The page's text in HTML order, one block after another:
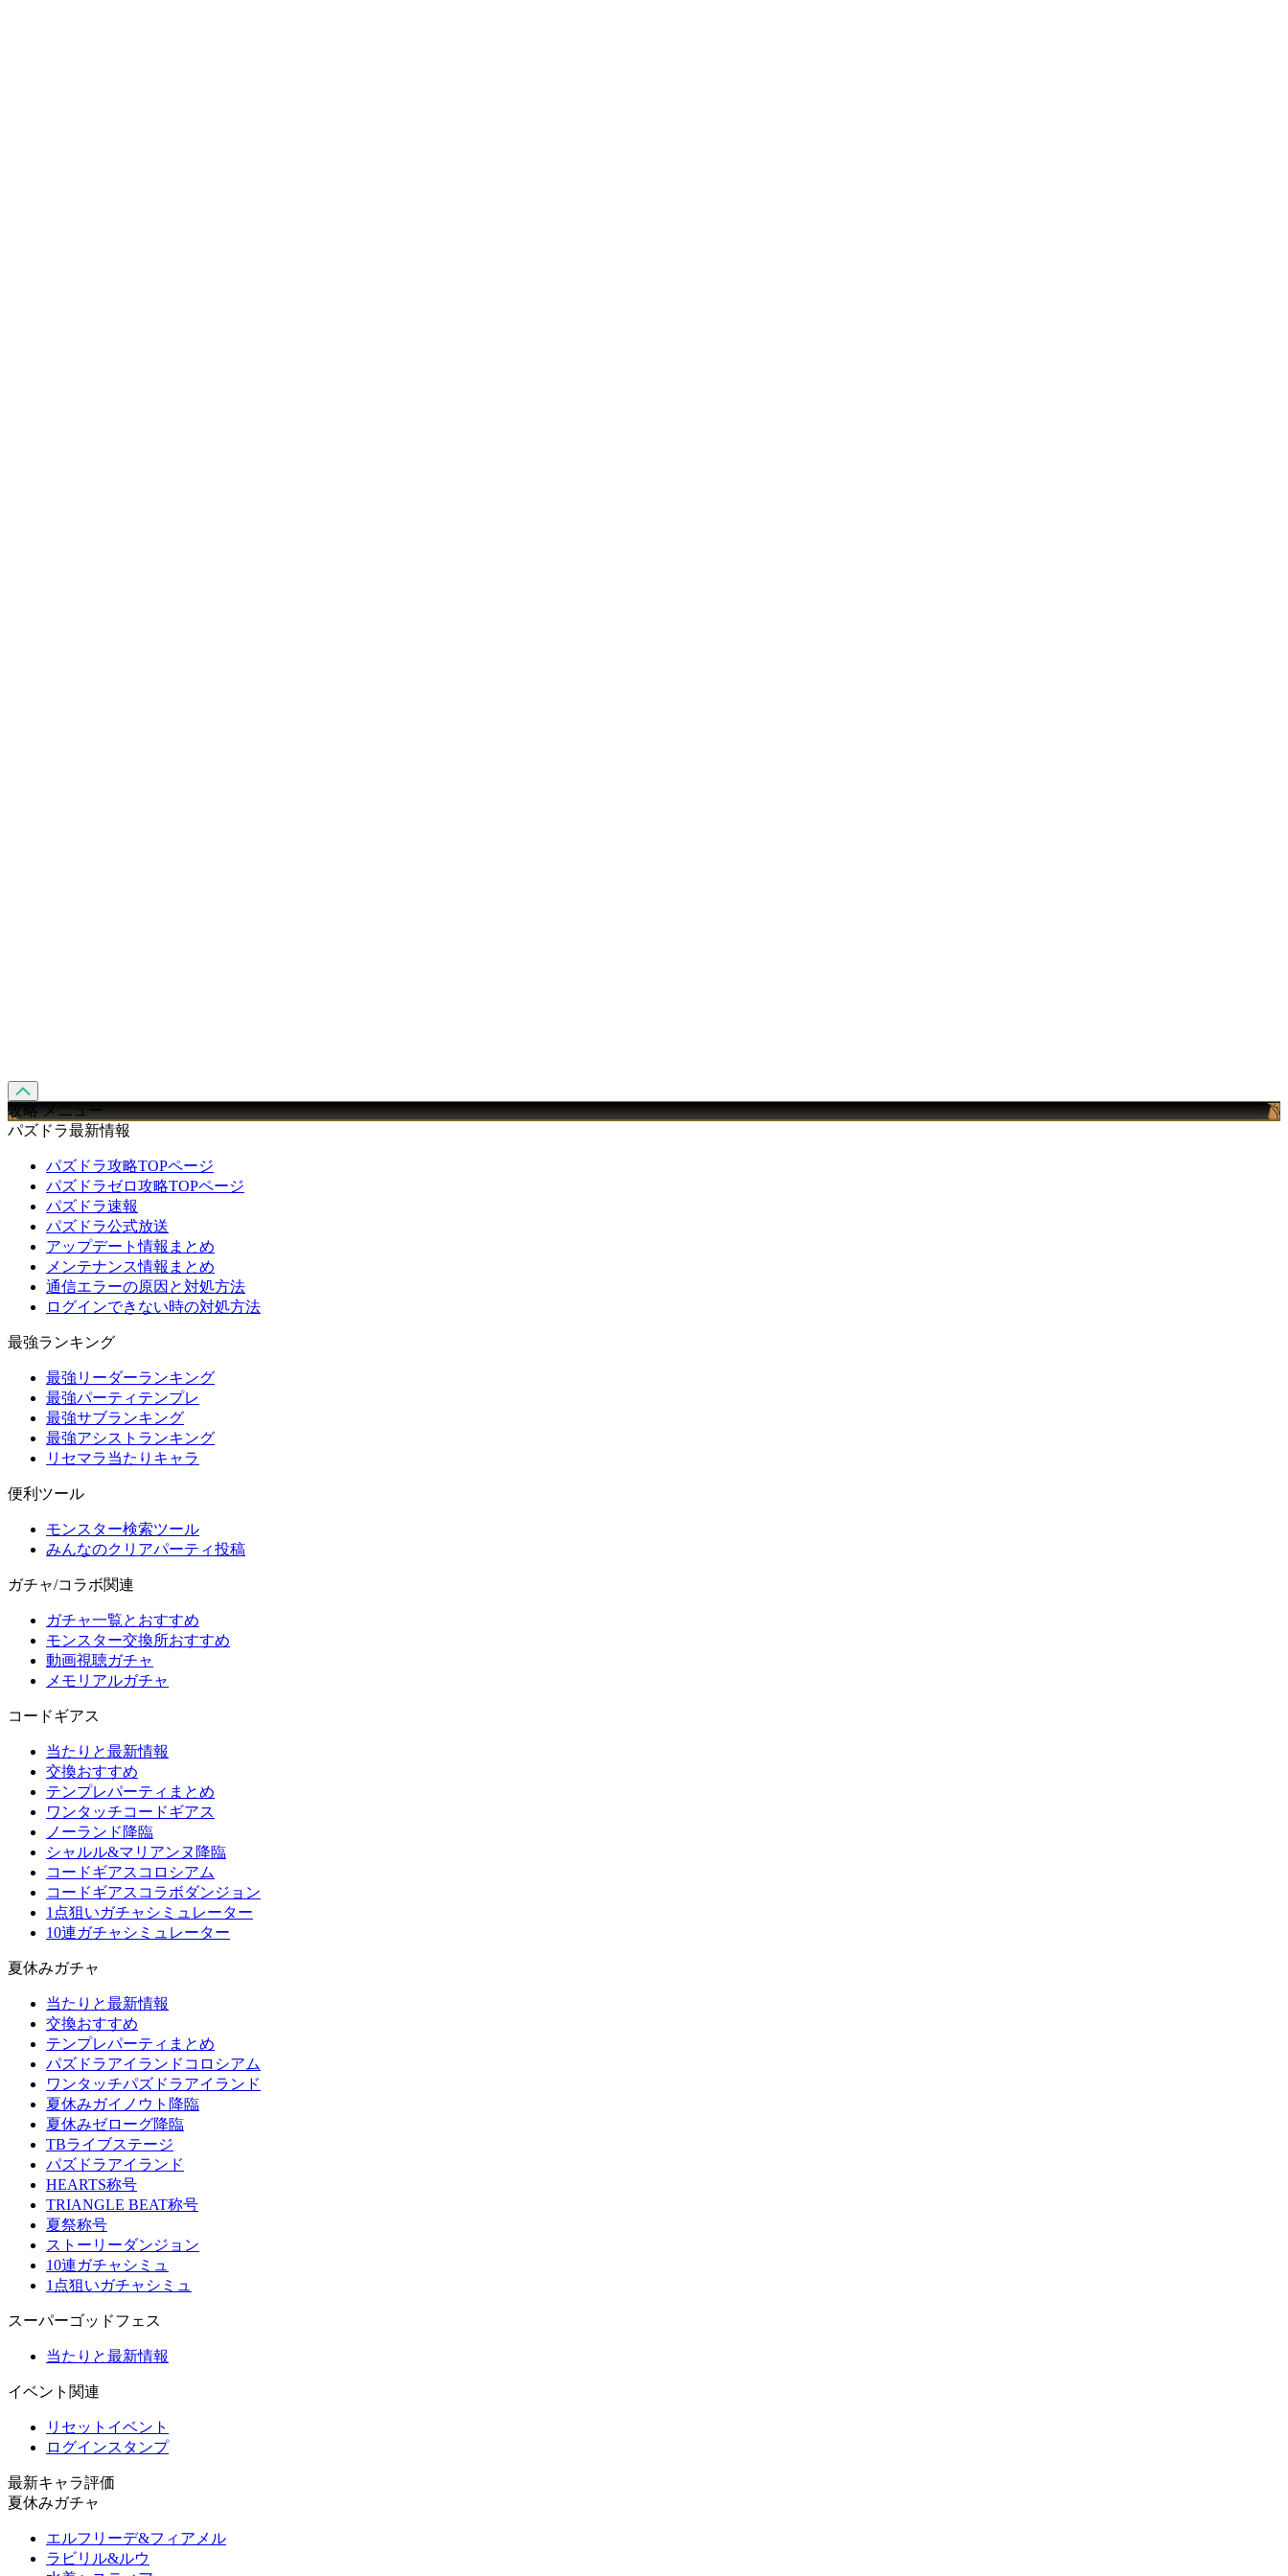
攻略 メニュー
パズドラ最新情報
パズドラ攻略TOPページ
パズドラゼロ攻略TOPページ
パズドラ速報
パズドラ公式放送
アップデート情報まとめ
メンテナンス情報まとめ
通信エラーの原因と対処方法
ログインできない時の対処方法
最強ランキング
最強リーダーランキング
最強パーティテンプレ
最強サブランキング
最強アシストランキング
リセマラ当たりキャラ
便利ツール
モンスター検索ツール
みんなのクリアパーティ投稿
ガチャ/コラボ関連
ガチャ一覧とおすすめ
モンスター交換所おすすめ
動画視聴ガチャ
メモリアルガチャ
コードギアス
当たりと最新情報
交換おすすめ
テンプレパーティまとめ
ワンタッチコードギアス
ノーランド降臨
シャルル&マリアンヌ降臨
コードギアスコロシアム
コードギアスコラボダンジョン
1点狙いガチャシミュレーター
10連ガチャシミュレーター
夏休みガチャ
当たりと最新情報
交換おすすめ
テンプレパーティまとめ
パズドラアイランドコロシアム
ワンタッチパズドラアイランド
夏休みガイノウト降臨
夏休みゼローグ降臨
TBライブステージ
パズドラアイランド
HEARTS称号
TRIANGLE BEAT称号
夏祭称号
ストーリーダンジョン
10連ガチャシミュ
1点狙いガチャシミュ
スーパーゴッドフェス
当たりと最新情報
イベント関連
リセットイベント
ログインスタンプ
最新キャラ評価
夏休みガチャ
エルフリーデ&フィアメル
ラビリル&ルウ